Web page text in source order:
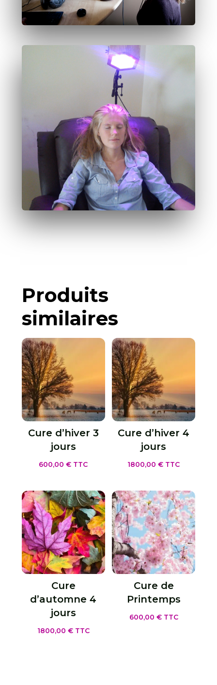
Produits
similaires
Cure d’hiver 3
jours
600,00€ TTC
Cure d’hiver 4
jours
1800,00€ TTC
Cure
d’automne 4
jours
1800,00 € TTC
Cure de
Printemps
600,00 € TTC